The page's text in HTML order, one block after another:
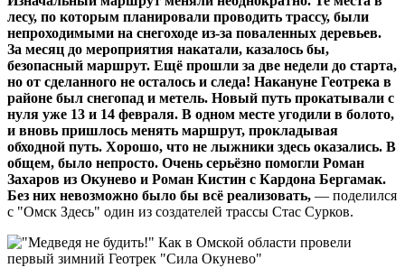
лесу, по которым планировали проводить трассу, были
непроходимыми на снегоходе из-за поваленных деревьев.
За месяц до мероприятия накатали, казалось бы,
безопасный маршрут. Ещё прошли за две недели до старта,
но от сделанного не осталось и следа! Накануне Геотрека в
районе был снегопад и метель. Новый путь прокатывали с
нуля уже 13 и 14 февраля. В одном месте угодили в болото,
и вновь пришлось менять маршрут, прокладывая
обходной путь. Хорошо, что не лыжники здесь оказались. В
общем, было непросто. Очень серьёзно помогли Роман
Захаров из Окунево и Роман Кистин с Кардона Бергамак.
Без них невозможно было бы всё реализовать, — поделился
с "Омск Здесь" один из создателей трассы Стас Сурков.